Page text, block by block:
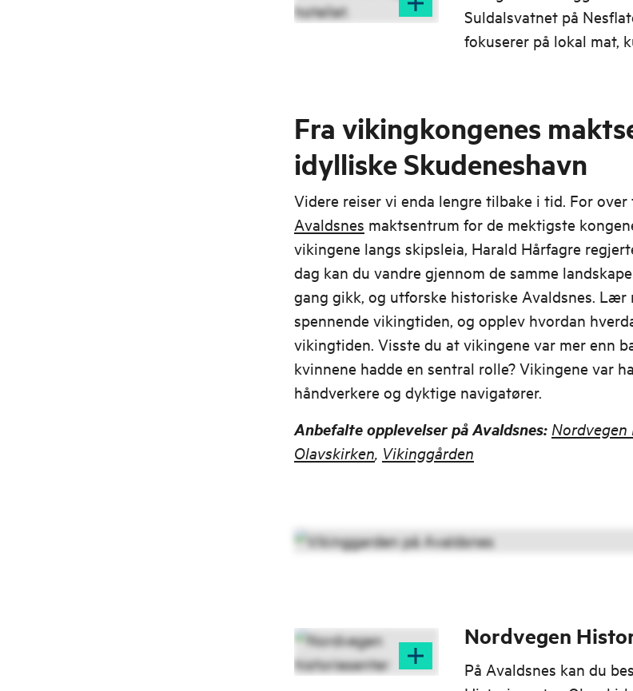
Suldalsvatnet på
fokuserer på lokal mat,
Fra vikingkongenes
idylliske Skudeneshavn
Videre reiser vi enda lengre tilbake i tid. For over
Avaldsnes maktsentrum for de mektigste
vikingene langs skipsleia, Harald Hårfagre
dag kan du vandre gjennom de samme
gang gikk, og utforske historiske Avaldsnes. Lær
spennende vikingtiden, og opplev hvordan
vikingtiden. Visste du at vikingene var mer enn
kvinnene hadde en sentral rolle? Vikingene var
håndverkere og dyktige navigatører.
Anbefalte opplevelser på Avaldsnes:
Olavskirken, Vikinggården
Nordvegen
På Avaldsnes kan du